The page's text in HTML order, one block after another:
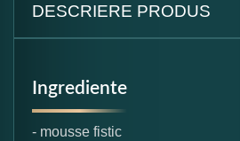
DESCRIERE PRODUS
Ingrediente
- mousse fistic